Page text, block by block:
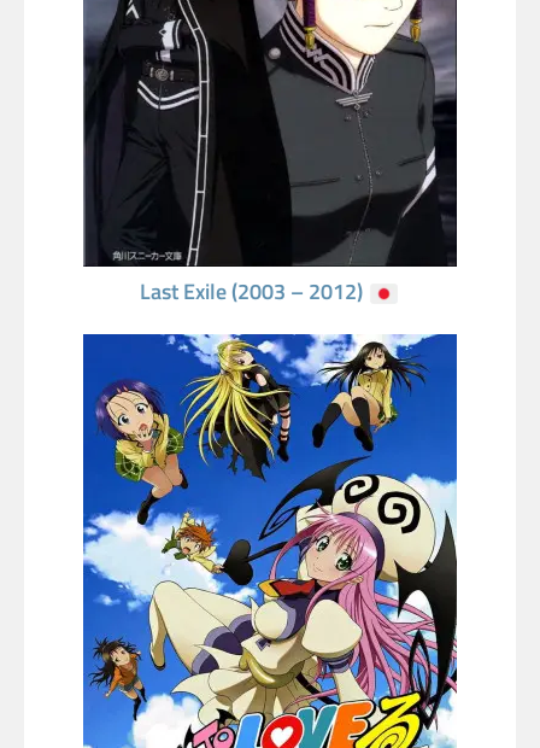
Last Exile (2003 – 2012)